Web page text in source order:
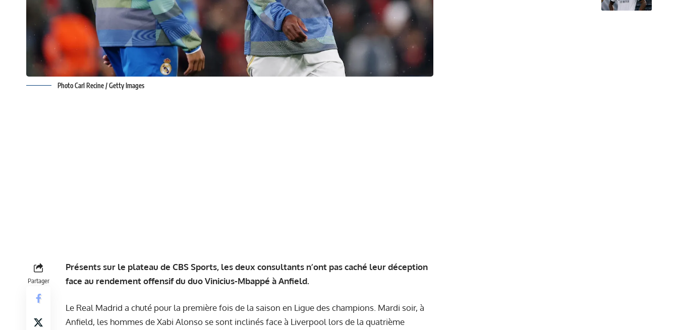
Photo Carl Recine / Getty Images
Partager
Présents sur le plateau de CBS Sports, les deux consultants n’ont pas caché leur déception
face au rendement offensif du duo Vinicius-Mbappé à Anfield.
Le Real Madrid a chuté pour la première fois de la saison en Ligue des champions. Mardi soir, à
Anfield, les hommes de Xabi Alonso se sont inclinés face à Liverpool lors de la quatrième